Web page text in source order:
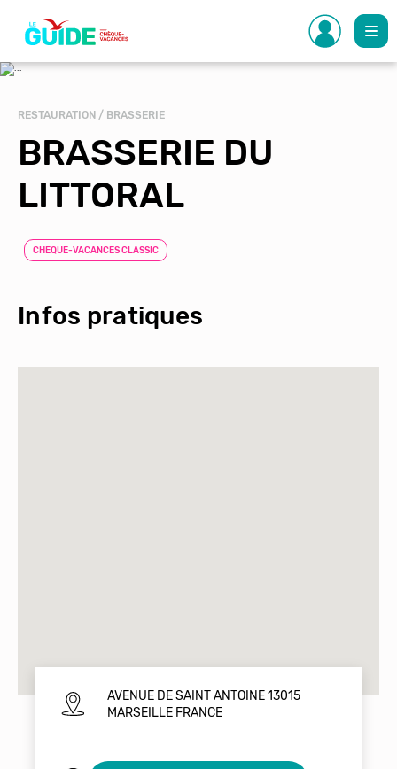
contenu
principal
RESTAURATION / BRASSERIE
BRASSERIE DU
LITTORAL
CHEQUE-VACANCES CLASSIC
Infos pratiques
AVENUE DE SAINT ANTOINE 13015
MARSEILLE FRANCE